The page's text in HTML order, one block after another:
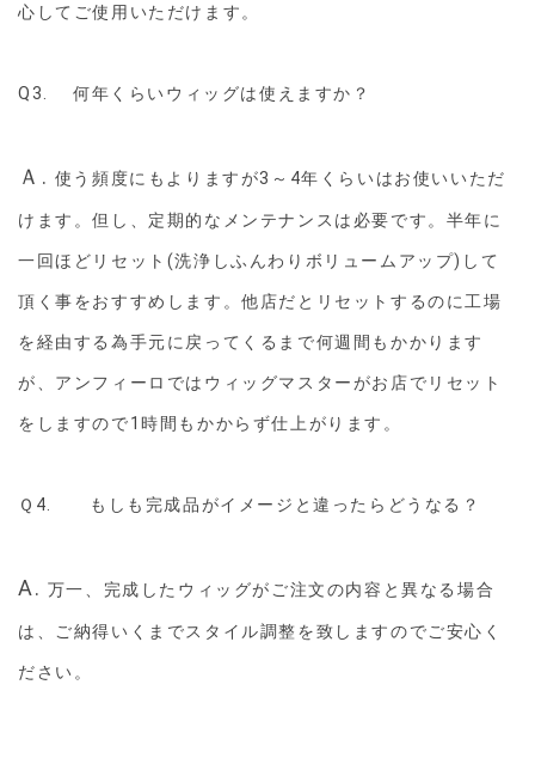
心してご使用いただけます。
Q3. 何年くらいウィッグは使えますか？
Ａ. 使う頻度にもよりますが3～4年くらいはお使いいただ
けます。但し、定期的なメンテナンスは必要です。半年に
一回ほどリセット(洗浄しふんわりボリュームアップ)して
頂く事をおすすめします。他店だとリセットするのに工場
を経由する為手元に戻ってくるまで何週間もかかります
が、アンフィーロではウィッグマスターがお店でリセット
をしますので1時間もかからず仕上がります。
Ｑ4. もしも完成品がイメージと違ったらどうなる？
A. 万一、完成したウィッグがご注文の内容と異なる場合
は、ご納得いくまでスタイル調整を致しますのでご安心く
ださい。